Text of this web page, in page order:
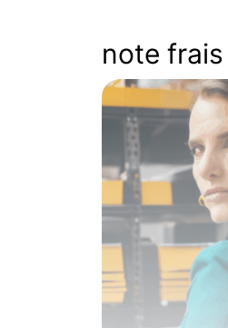
note frais